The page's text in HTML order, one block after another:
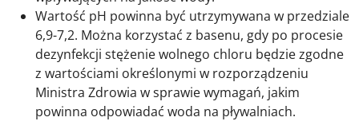
Wartość pH powinna być utrzymywana w przedziale
6,9-7,2. Można korzystać z basenu, gdy po procesie
dezynfekcji stężenie wolnego chloru będzie zgodne
z wartościami określonymi w rozporządzeniu
Ministra Zdrowia w sprawie wymagań, jakim
powinna odpowiadać woda na pływalniach.